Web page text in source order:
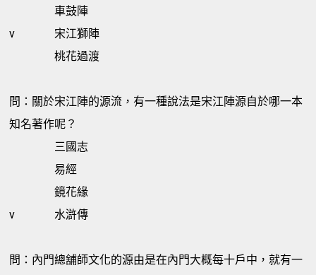
車鼓陣
v
宋江獅陣
桃花過渡
問：關於宋江陣的源流，有一種說法是宋江陣源自於哪一本
知名著作呢？
三國志
易經
鏡花緣
v
水滸傳
問：內門總舖師文化的源由是在內門大概每十戶中，就有一